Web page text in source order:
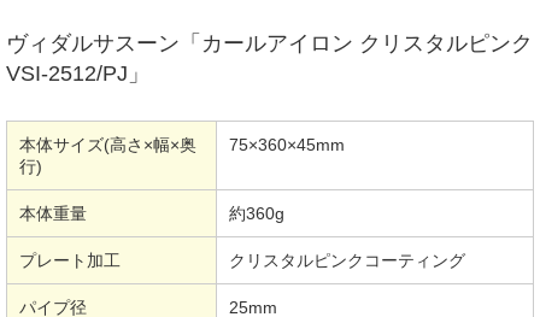
ヴィダルサスーン「カールアイロン クリスタルピンク
VSI-2512/PJ」
本体サイズ(高さ×幅×奥
行)
75×360×45mm
本体重量 約360g
プレート加工 クリスタルピンクコーティング
パイプ径 25mm